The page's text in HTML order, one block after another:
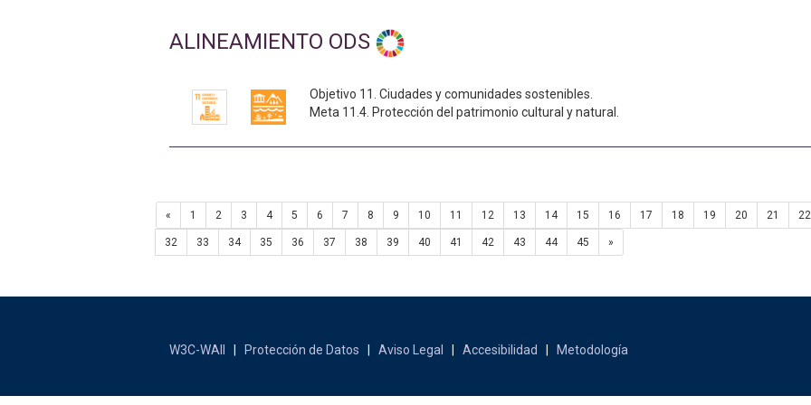
ALINEAMIENTO ODS
Objetivo 11. Ciudades y comunidades sostenibles.
Meta 11.4. Protección del patrimonio cultural y natural.
« 1 2 3 4 5 6 7 8 9 10 11 12 13 14 15 16 17 18 19 20 21 22
32 33 34 35 36 37 38 39 40 41 42 43 44 45 »
W3C-WAII Protección de Datos Aviso Legal Accesibilidad Metodología